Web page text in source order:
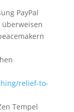
PayPal
relief-to-
Tempel